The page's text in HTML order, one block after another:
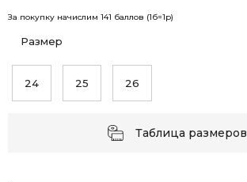
За покупку начислим 141 баллов (1б=1р)
Размер
24 25 26
Таблица размеров